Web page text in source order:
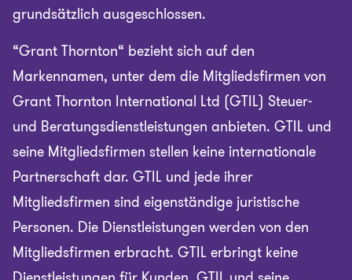
grundsätzlich ausgeschlossen.
“Grant Thornton“ bezieht sich auf den
Markennamen, unter dem die Mitgliedsfirmen von
Grant Thornton International Ltd (GTIL) Steuer-
und Beratungsdienstleistungen anbieten. GTIL und
seine Mitgliedsfirmen stellen keine internationale
Partnerschaft dar. GTIL und jede ihrer
Mitgliedsfirmen sind eigenständige juristische
Personen. Die Dienstleistungen werden von den
Mitgliedsfirmen erbracht. GTIL erbringt keine